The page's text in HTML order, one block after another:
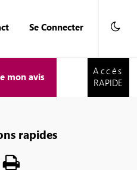
Se Connecter
Accès
mon avis
Accès
RAPIDE
rapides